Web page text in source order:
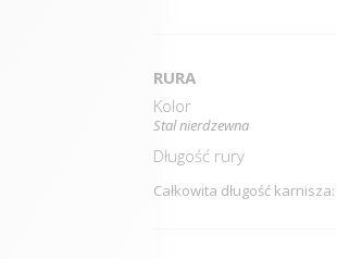
RURA
Kolor
Stal nierdzewna
Długość rury
Całkowita długość karnisza: